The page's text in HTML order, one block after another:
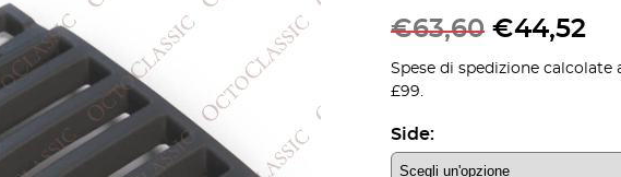
€63,60 €44,52
Spese di spedizione
£99.
Side: